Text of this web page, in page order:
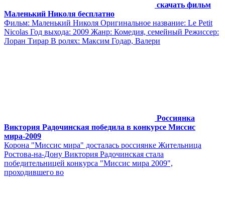
скачать фильм
Маленький Николя бесплатно
Фильм: Маленький Николя Оригинальное название: Le Petit
Nicolas Год выхода: 2009 Жанр: Комедия, семейный Режиссер:
Лоран Тирар В ролях: Максим Годар, Валери
Россиянка
Виктория Радочинская победила в конкурсе Миссис
мира-2009
Корона "Миссис мира" досталась россиянке Жительница
Ростова-на-Дону Виктория Радочинская стала
победительницей конкурса "Миссис мира 2009",
проходившего во